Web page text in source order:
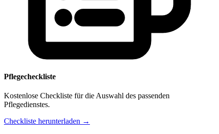
Pflegecheckliste
Kostenlose Checkliste für die Auswahl des passenden
Pflegedienstes.
Checkliste herunterladen →